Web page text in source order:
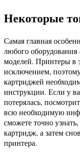
Некоторые
Самая главная
любого
моделей. Принтеры в
исключением,
картриджей
инструкции. Если у
потерялась,
всю необходимую
сможете точно
картридж, а затем
принтера.